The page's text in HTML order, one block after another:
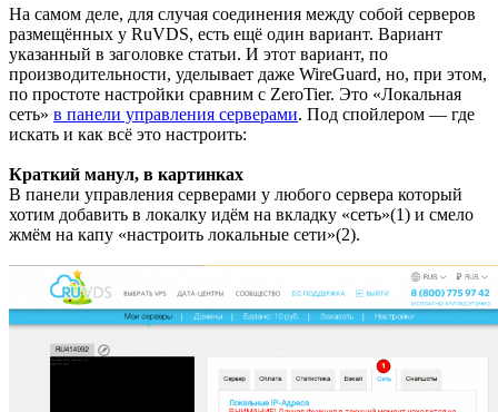
На самом деле, для случая соединения между собой серверов
размещённых у RuVDS, есть ещё один вариант. Вариант
указанный в заголовке статьи. И этот вариант, по
производительности, уделывает даже WireGuard, но, при этом,
по простоте настройки сравним с ZeroTier. Это «Локальная
сеть» в панели управления серверами. Под спойлером — где
искать и как всё это настроить:
Краткий манул, в картинках
В панели управления серверами у любого сервера который
хотим добавить в локалку идём на вкладку «сеть»(1) и смело
жмём на капу «настроить локальные сети»(2).